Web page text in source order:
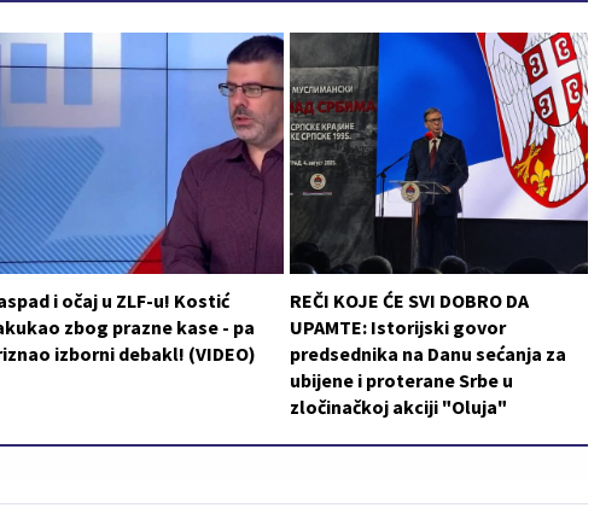
i očaj u ZLF-u! Kostić
zbog prazne kase - pa
izborni debakl! (VIDEO)
REČI KOJE ĆE SVI DOBRO DA
UPAMTE: Istorijski govor
predsednika na Danu sećanja za
ubijene i proterane Srbe u
zločinačkoj akciji "Oluja"